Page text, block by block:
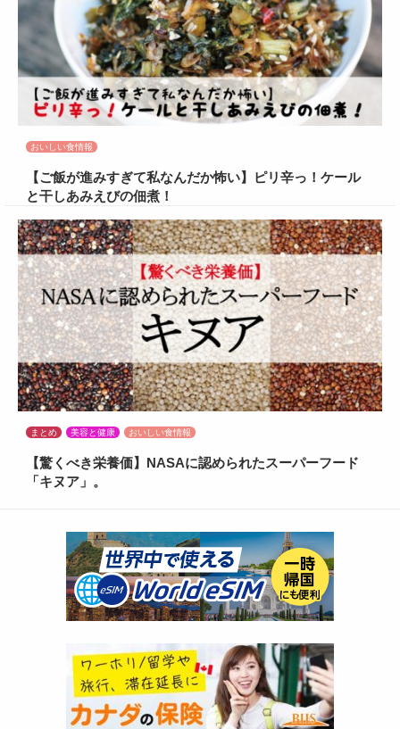
おいしい食情報
【ご飯が進みすぎて私なんだか怖い】ピリ辛っ！ケール
と干しあみえびの佃煮！
まとめ 美容と健康 おいしい食情報
【驚くべき栄養価】NASAに認められたスーパーフード
「キヌア」。